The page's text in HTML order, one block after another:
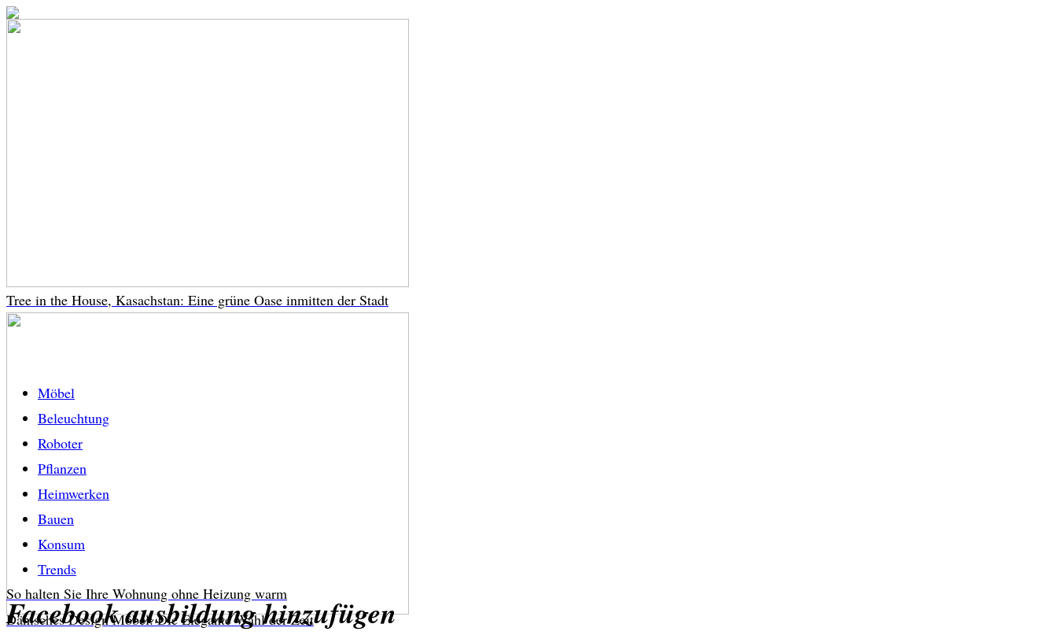
Tree in the House, Kasachstan: Eine grüne Oase inmitten der Stadt
So halten Sie Ihre Wohnung ohne Heizung warm
Dänisches Design Möbel: Die Elegante Wahl der Zeit
Möbel
Beleuchtung
Roboter
Pflanzen
Heimwerken
Bauen
Konsum
Trends
Facebook ausbildung hinzufügen